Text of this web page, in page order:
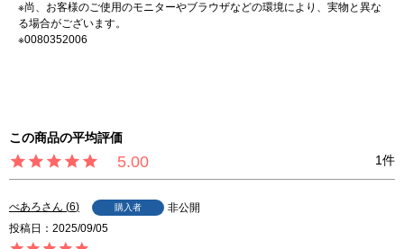
※尚、お客様のご使用のモニターやブラウザなどの環境により、実物と異な
る場合がございます。
※0080352006
5.00 1
べあろ 6 購入者
非公開
投稿日
2025/09/05